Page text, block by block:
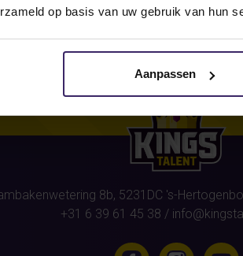
op basis van uw gebruik van hun
Aanpassen
8b, 5231DC 's-
+31 6 39 61 45 38 /